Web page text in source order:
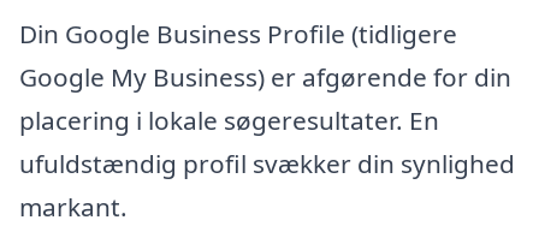
Din Google Business Profile (tidligere
Google My Business) er afgørende for din
placering i lokale søgeresultater. En
ufuldstændig profil svækker din synlighed
markant.